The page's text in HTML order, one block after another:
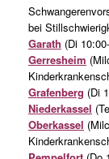
bei
Garath (Di
Gerresheim
Grafenberg (Di
Niederkassel
Oberkassel